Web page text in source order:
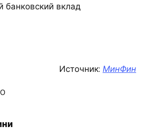
банковский вклад
Источник: МинФин